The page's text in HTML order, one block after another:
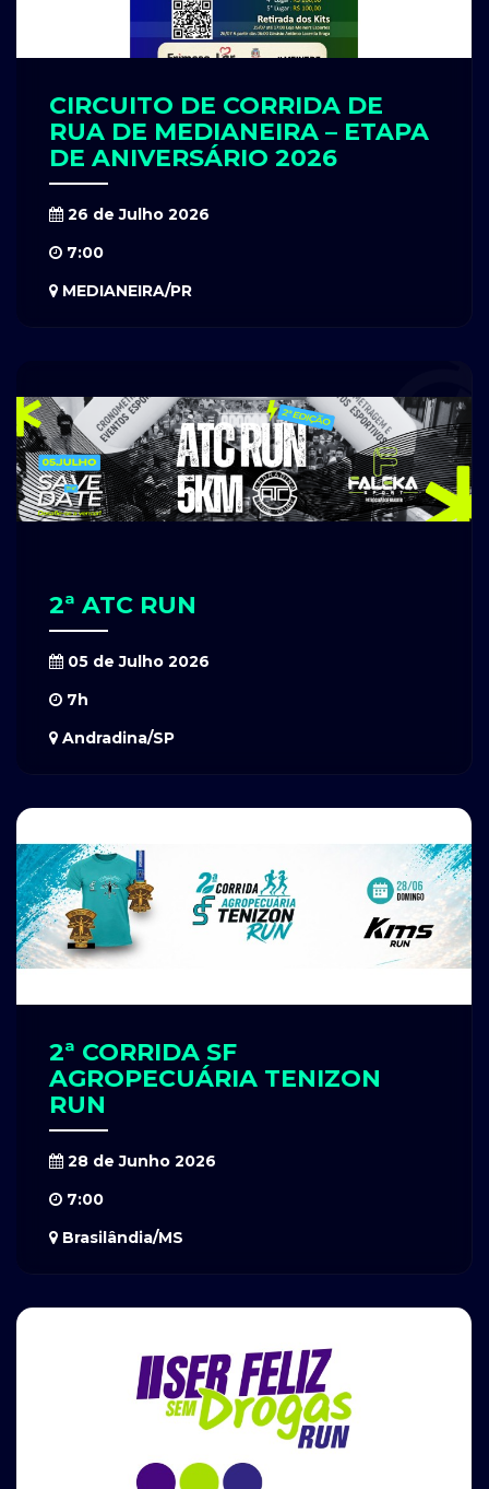
CIRCUITO DE CORRIDA DE
RUA DE MEDIANEIRA – ETAPA
DE ANIVERSÁRIO 2026
26 de Julho 2026
7:00
MEDIANEIRA/PR
2ª ATC RUN
05 de Julho 2026
7h
Andradina/SP
2ª CORRIDA SF
AGROPECUÁRIA TENIZON
RUN
28 de Junho 2026
7:00
Brasilândia/MS